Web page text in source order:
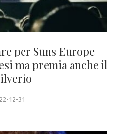
per Suns Europe
ma premia anche il
12-31